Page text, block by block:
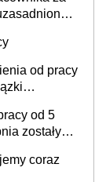
od pracy
od 5
zostały
coraz